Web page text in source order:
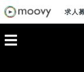
求人